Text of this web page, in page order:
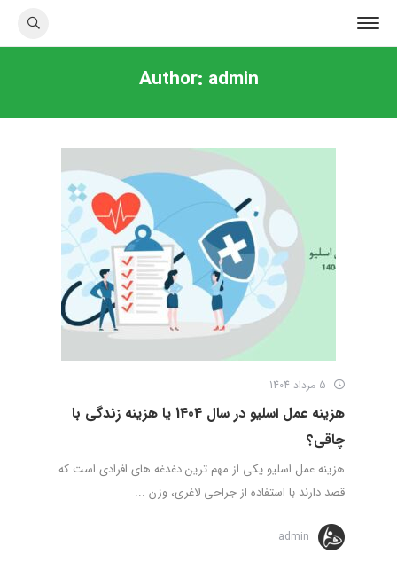
Author: admin
هزینه عمل اسلیو در سال 1404 یا هزینه زندگی با
چاقی؟
هزینه عمل اسلیو یکی از مهم ترین دغدغه های افرادی است که
قصد دارند با استفاده از جراحی لاغری، وزن ...
admin